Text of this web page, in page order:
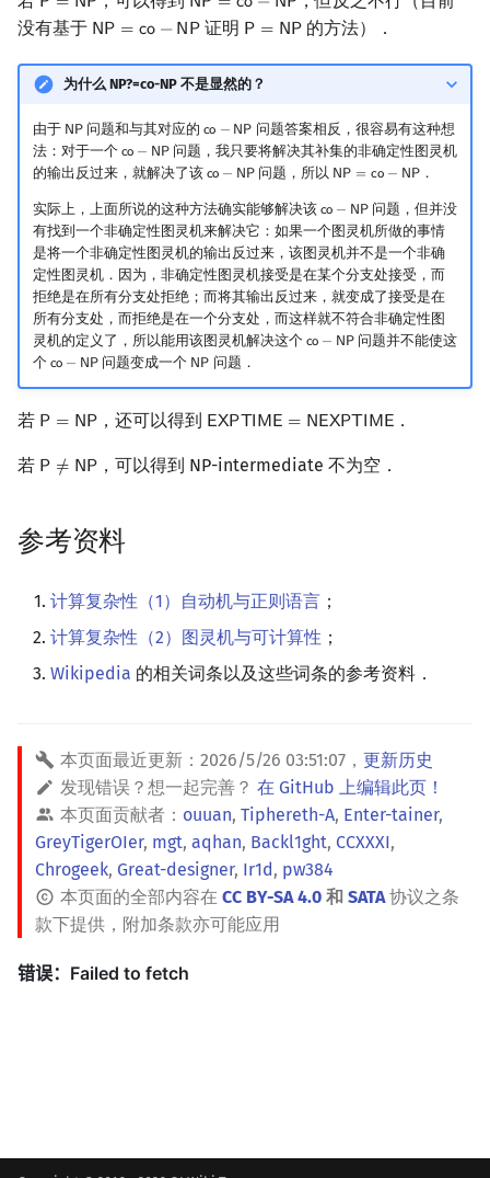
𝖯 = 𝖭𝖯
P=NP 𝖭𝖯 = 𝖼𝗈 − 𝖭𝖯
NP=co−NP
没有基于 𝖭𝖯 = 𝖼𝗈 −𝖭𝖯
NP=co−NP 证明 𝖯 = 𝖭𝖯
P=NP 的方法）．
为什么 NP?=co-NP 不是显然的？
由于 𝖭𝖯
NP问题和与其对应的 𝖼𝗈 − 𝖭𝖯
co −NP
问题答案相反，很容易有这种想
法：对于一个 𝖼𝗈 − 𝖭𝖯
co −NP
问题，我只要将解决其补集的非确定性图灵机
的输出反过来，就解决了该 𝖼𝗈 − 𝖭𝖯
co −NP 问题，所以 𝖭𝖯 = 𝖼𝗈 − 𝖭𝖯
NP=co−NP ．
实际上，上面所说的这种方法确实能够解决该 𝖼𝗈 − 𝖭𝖯
co −NP
问题，但并没
有找到一个非确定性图灵机来解决它：如果一个图灵机所做的事情
是将一个非确定性图灵机的输出反过来，该图灵机并不是一个非确
定性图灵机．因为，非确定性图灵机接受是在某个分支处接受，而
拒绝是在所有分支处拒绝；而将其输出反过来，就变成了接受是在
所有分支处，而拒绝是在一个分支处，而这样就不符合非确定性图
灵机的定义了，所以能用该图灵机解决这个 𝖼𝗈 − 𝖭𝖯
co −NP
问题并不能使这
个 𝖼𝗈 − 𝖭𝖯
co −NP 问题变成一个 𝖭𝖯
NP 问题．
若 𝖯 = 𝖭𝖯
P=NP ，还可以得到 𝖤𝖷𝖯 𝖳𝖨𝖬𝖤 = 𝖭𝖤𝖷𝖯𝖳 𝖨𝖬𝖤
EXPTIME= NEXPTIME ．
若 𝖯 ≠ 𝖭𝖯
P≠NP ，可以得到 NP-intermediate 不为空．
参考资料
计算复杂性（1）自动机与正则语言 ；
计算复杂性（2）图灵机与可计算性 ；
Wikipedia 的相关词条以及这些词条的参考资料．
本页面最近更新： 2026/5/26 03:51:07 ， 更新历史
发现错误？想一起完善？ 在 GitHub 上编辑此页！
本页面贡献者： ouuan, Tiphereth-A, Enter-tainer,
GreyTigerOIer, mgt, aqhan, Backl1ght, CCXXXI,
Chrogeek, Great-designer, Ir1d, pw384
本页面的全部内容在 CC BY-SA 4.0 和 SATA协议之条
款下提供，附加条款亦可能应用